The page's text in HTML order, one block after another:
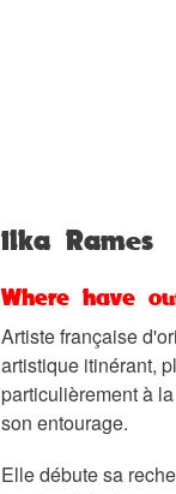
Ilka Rames
Where have
Artiste française
artistique itinérant,
particulièrement à
son entourage.
Elle débute sa